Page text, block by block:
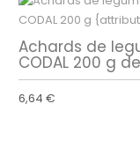
Achards de
CODAL 200 g
6,64 €